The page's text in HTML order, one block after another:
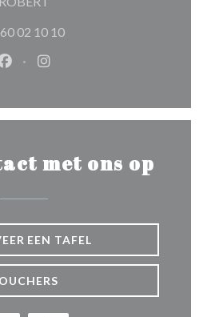
02 10 10
Facebook ((opent in een nieuw
Instagram ((opent in een
met ons op
EEN TAFEL